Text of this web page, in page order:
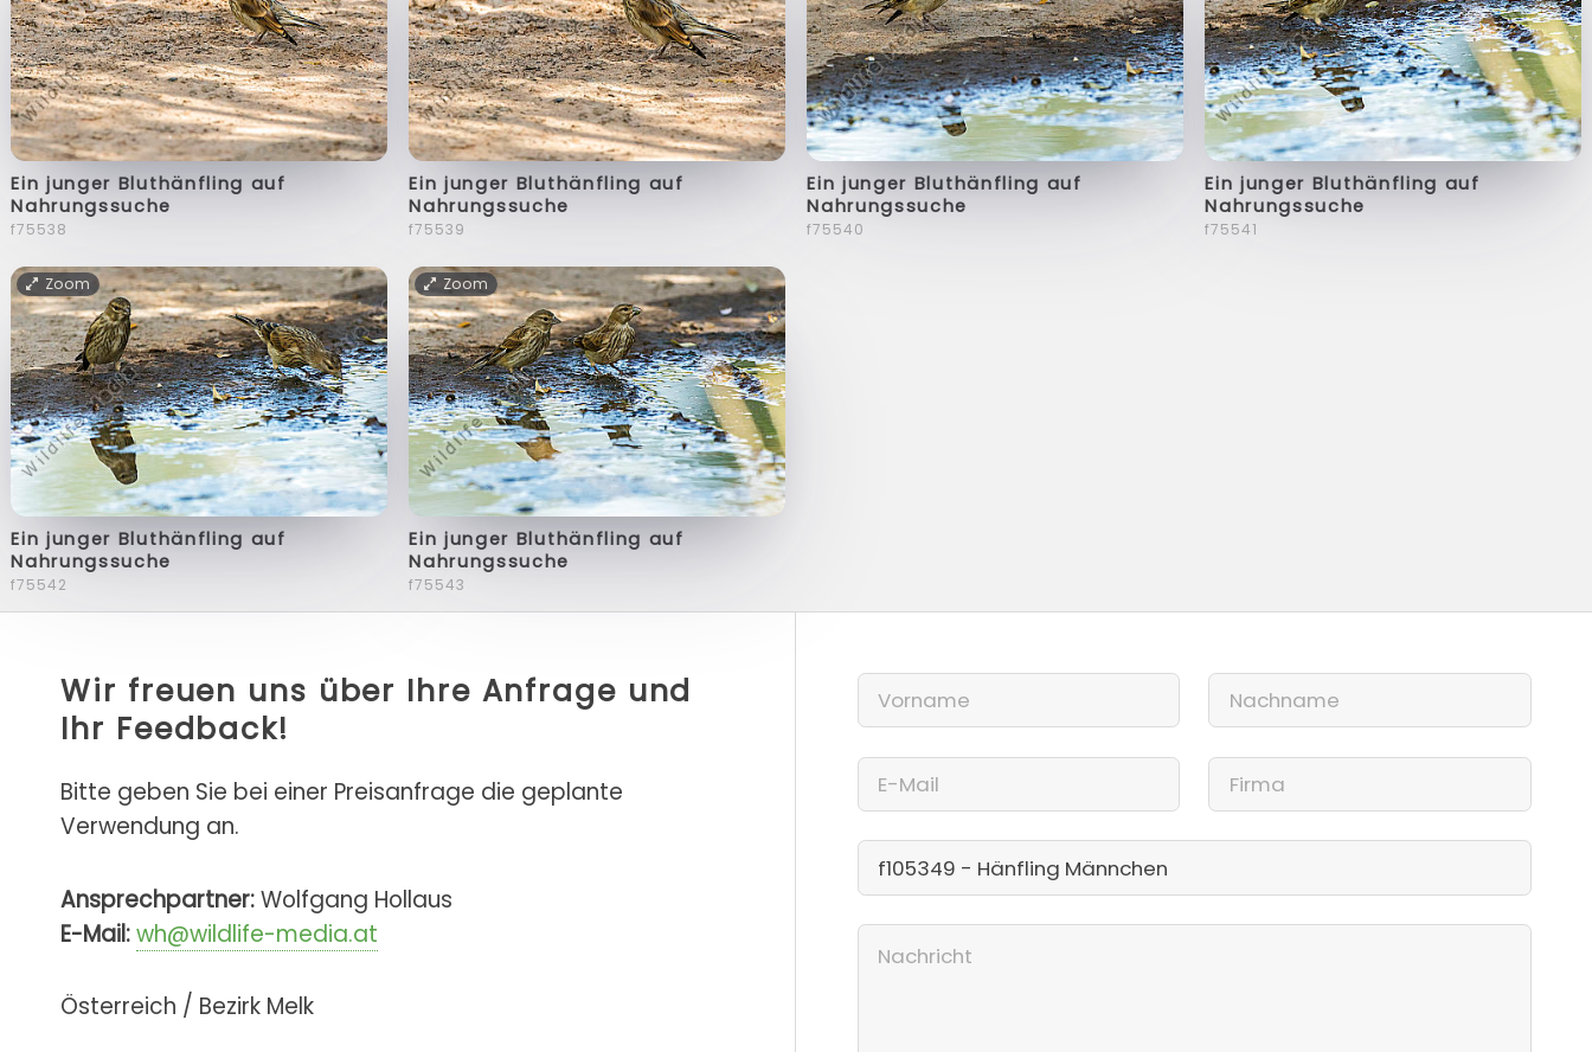
Ein junger Bluthänfling auf
Nahrungssuche
f75538
Ein junger Bluthänfling auf
Nahrungssuche
f75539
Ein junger Bluthänfling auf
Nahrungssuche
f75540
Ein junger Bluthänfling auf
Nahrungssuche
f75541
Zoom
Ein junger Bluthänfling auf
Nahrungssuche
f75542
Zoom
Ein junger Bluthänfling auf
Nahrungssuche
f75543
Wir freuen uns über Ihre Anfrage und
Ihr Feedback!
Bitte geben Sie bei einer Preisanfrage die geplante
Verwendung an.
Ansprechpartner:Wolfgang Hollaus
E-Mail:wh@wildlife-media.at
Österreich / Bezirk Melk